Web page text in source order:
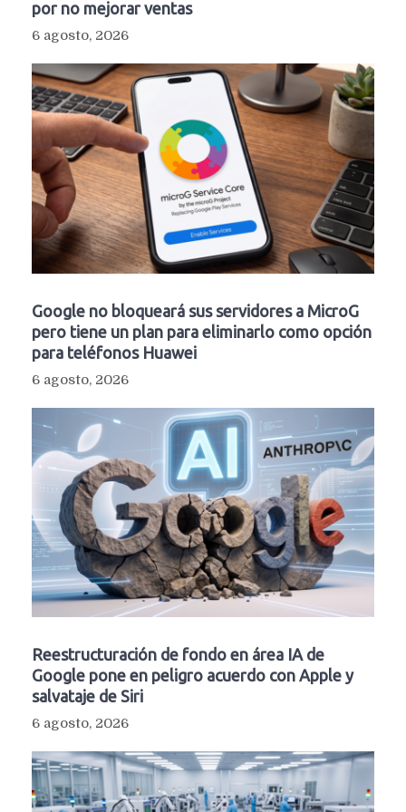
por no mejorar ventas
6 agosto, 2026
Google no bloqueará sus servidores a MicroG
pero tiene un plan para eliminarlo como opción
para teléfonos Huawei
6 agosto, 2026
Reestructuración de fondo en área IA de
Google pone en peligro acuerdo con Apple y
salvataje de Siri
6 agosto, 2026